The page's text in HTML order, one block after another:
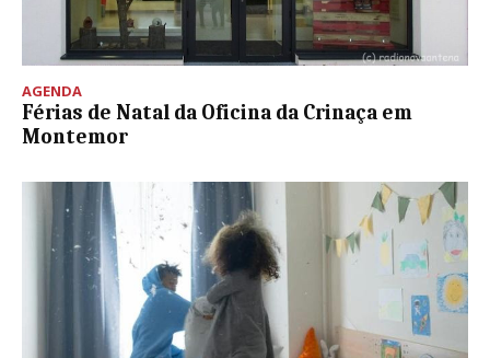
AGENDA
Férias de Natal da Oficina da Crinaça em
Montemor